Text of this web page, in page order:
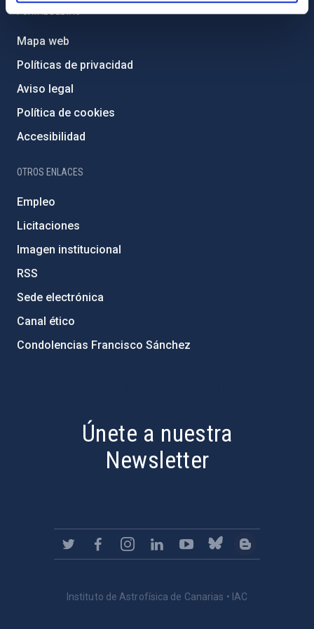
PORTAL DEL IAC
Mapa web
Políticas de privacidad
Aviso legal
Política de cookies
Accesibilidad
OTROS ENLACES
Empleo
Licitaciones
Imagen institucional
RSS
Sede electrónica
Canal ético
Condolencias Francisco Sánchez
Únete a nuestra
Newsletter
Instituto de Astrofísica de Canarias • IAC